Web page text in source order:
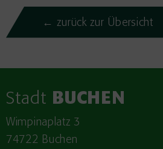
← zurück zur Übersicht
Stadt BUCHEN
Wimpinaplatz 3
74722 Buchen